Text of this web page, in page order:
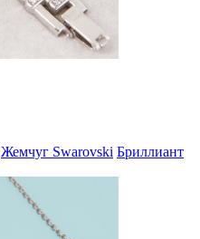
Жемчуг Swarovski Бриллиант